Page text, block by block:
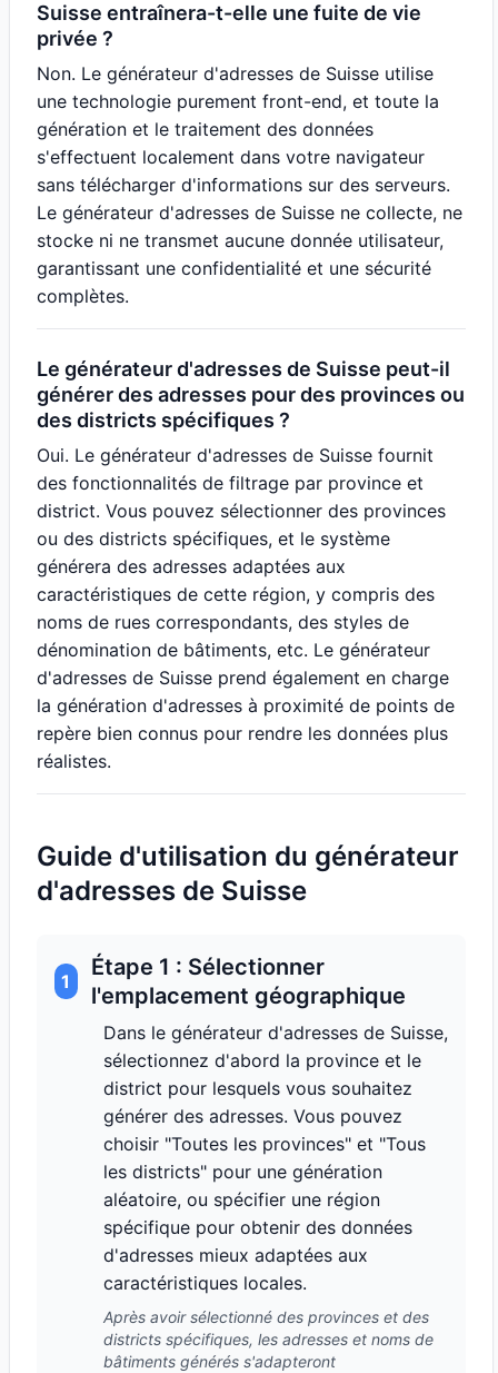
Suisse entraînera-t-elle une fuite de vie
privée ?
Non. Le générateur d'adresses de Suisse utilise
une technologie purement front-end, et toute la
génération et le traitement des données
s'effectuent localement dans votre navigateur
sans télécharger d'informations sur des serveurs.
Le générateur d'adresses de Suisse ne collecte, ne
stocke ni ne transmet aucune donnée utilisateur,
garantissant une confidentialité et une sécurité
complètes.
Le générateur d'adresses de Suisse peut-il
générer des adresses pour des provinces ou
des districts spécifiques ?
Oui. Le générateur d'adresses de Suisse fournit
des fonctionnalités de filtrage par province et
district. Vous pouvez sélectionner des provinces
ou des districts spécifiques, et le système
générera des adresses adaptées aux
caractéristiques de cette région, y compris des
noms de rues correspondants, des styles de
dénomination de bâtiments, etc. Le générateur
d'adresses de Suisse prend également en charge
la génération d'adresses à proximité de points de
repère bien connus pour rendre les données plus
réalistes.
Guide d'utilisation du générateur
d'adresses de Suisse
1
Étape 1 : Sélectionner
l'emplacement géographique
Dans le générateur d'adresses de Suisse,
sélectionnez d'abord la province et le
district pour lesquels vous souhaitez
générer des adresses. Vous pouvez
choisir "Toutes les provinces" et "Tous
les districts" pour une génération
aléatoire, ou spécifier une région
spécifique pour obtenir des données
d'adresses mieux adaptées aux
caractéristiques locales.
Après avoir sélectionné des provinces et des
districts spécifiques, les adresses et noms de
bâtiments générés s'adapteront